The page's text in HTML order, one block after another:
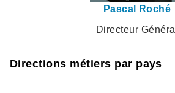
Pascal Roché
Directeur Général
Directions métiers par pays